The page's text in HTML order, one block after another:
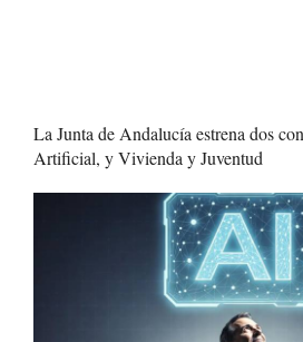
La Junta de Andalucía estrena dos
Artificial, y Vivienda y Juventud